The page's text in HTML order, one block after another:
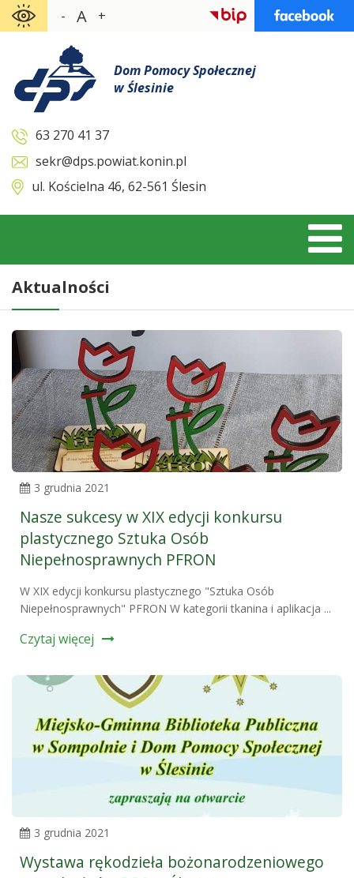
Skocz
- A +
Dom Pomocy Społecznej
w Ślesinie
63 270 41 37
sekr@dps.powiat.konin.pl
ul. Kościelna 46, 62-561 Ślesin
Aktualności
3 grudnia 2021
Nasze sukcesy w XIX edycji konkursu
plastycznego Sztuka Osób
Niepełnosprawnych PFRON
W XIX edycji konkursu plastycznego "Sztuka Osób
Niepełnosprawnych" PFRON W kategorii tkanina i aplikacja ...
Czytaj więcej
3 grudnia 2021
Wystawa rękodzieła bożonarodzeniowego